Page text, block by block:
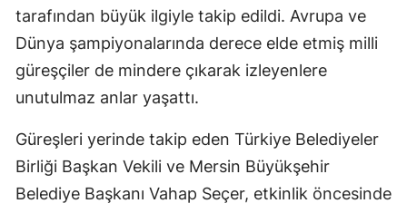
tarafından büyük ilgiyle takip edildi. Avrupa ve
Dünya şampiyonalarında derece elde etmiş milli
güreşçiler de mindere çıkarak izleyenlere
unutulmaz anlar yaşattı.
Güreşleri yerinde takip eden Türkiye Belediyeler
Birliği Başkan Vekili ve Mersin Büyükşehir
Belediye Başkanı Vahap Seçer, etkinlik öncesinde